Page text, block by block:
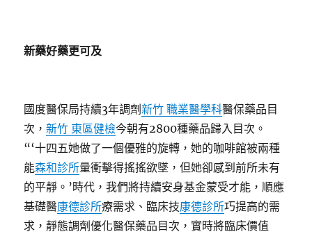
新藥好藥更可及
國度醫保局持續3年調劑新竹 職業醫學科醫保藥品目
次，新竹 東區健檢今朝有2800種藥品歸入目次。
“‘十四五她做了一個優雅的旋轉，她的咖啡館被兩種
能森和診所量衝擊得搖搖欲墜，但她卻感到前所未有
的平靜。’時代，我們將持續安身基金蒙受才能，順應
基礎醫康德診所療需求、臨床技康德診所巧提高的需
求，靜態調劑優化醫保藥品目次，實時將臨床價值